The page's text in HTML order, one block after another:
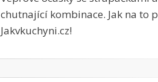
chutnající kombinace. Jak na to
Jakvkuchyni.cz!